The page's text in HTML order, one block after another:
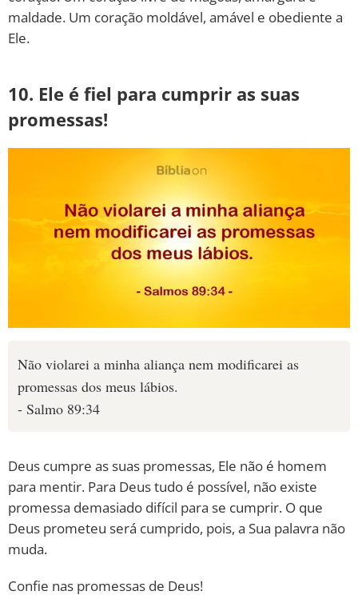
maldade. Um coração moldável, amável e obediente a
Ele.
10. Ele é fiel para cumprir as suas
promessas!
Não violarei a minha aliança nem modificarei as
promessas dos meus lábios.
- Salmo 89:34
Deus cumpre as suas promessas, Ele não é homem
para mentir. Para Deus tudo é possível, não existe
promessa demasiado difícil para se cumprir. O que
Deus prometeu será cumprido, pois, a Sua palavra não
muda.
Confie nas promessas de Deus!